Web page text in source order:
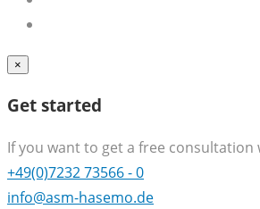
×
Get started
If you want to get a free
+49(0)7232 73566 - 0
info@asm-hasemo.de